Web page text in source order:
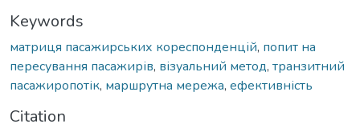
Keywords
матриця пасажирських кореспонденцій, попит на
пересування пасажирів, візуальний метод, транзитний
пасажиропотік, маршрутна мережа, ефективність
Citation